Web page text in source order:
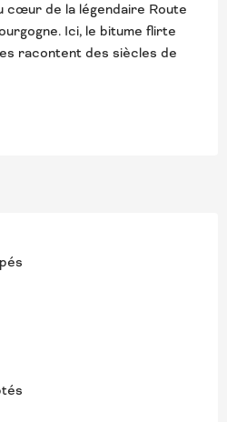
cœur de la légendaire Route
Ici, le bitume flirte
racontent des siècles de